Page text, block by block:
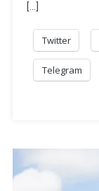
[…]
Twitter
Telegram